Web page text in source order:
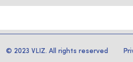
© 2023 VLIZ. All rights reserved